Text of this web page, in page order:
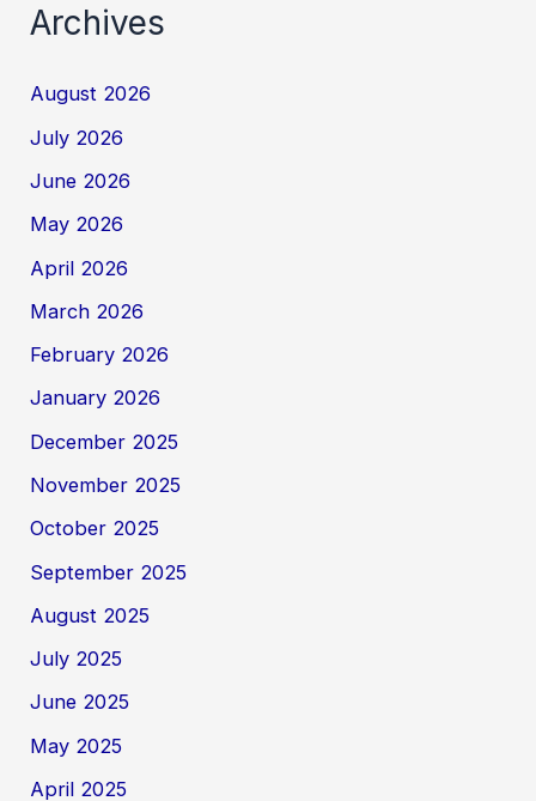
Archives
August 2026
July 2026
June 2026
May 2026
April 2026
March 2026
February 2026
January 2026
December 2025
November 2025
October 2025
September 2025
August 2025
July 2025
June 2025
May 2025
April 2025